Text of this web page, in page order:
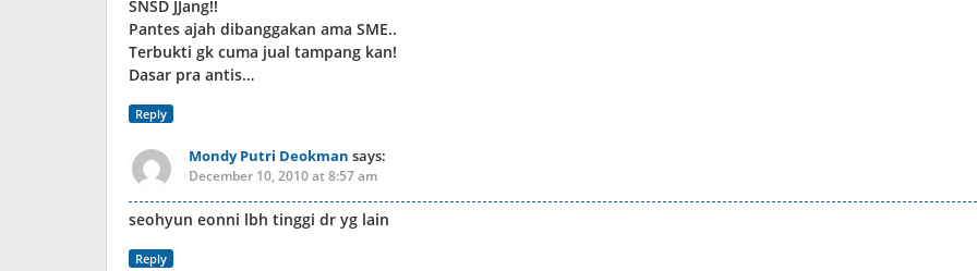
SNSD JJang!!
Pantes ajah dibanggakan ama SME..
Terbukti gk cuma jual tampang kan!
Dasar pra antis…
Reply
Mondy Putri Deokman says:
December 10, 2010 at 8:57 am
seohyun eonni lbh tinggi dr yg lain
Reply